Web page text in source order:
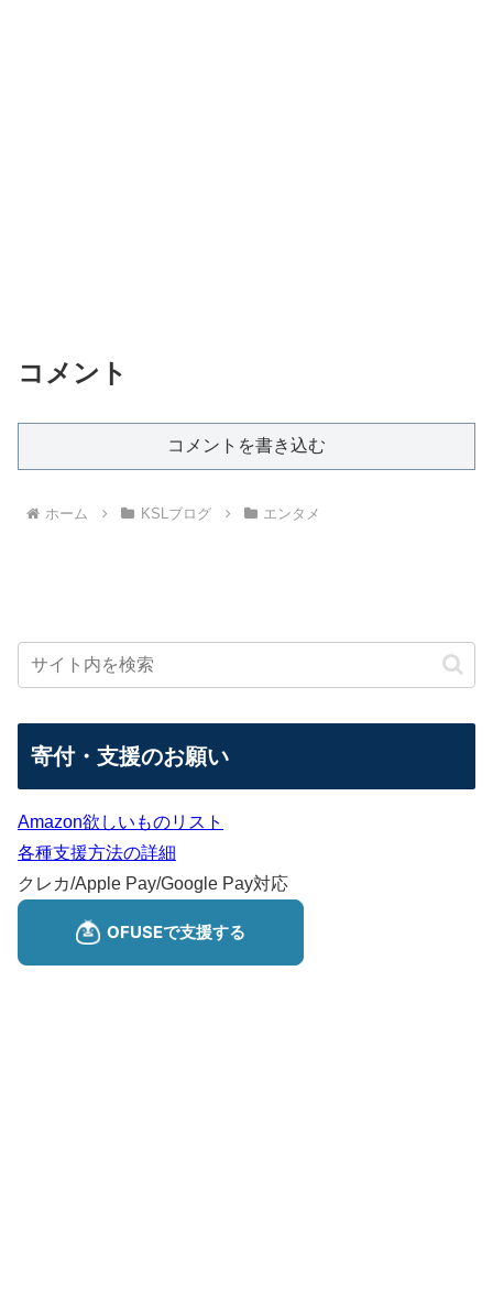
コメント
コメントを書き込む
ホーム KSLブログ エンタメ
寄付・支援のお願い
Amazon欲しいものリスト
各種支援方法の詳細
クレカ/Apple Pay/Google Pay対応